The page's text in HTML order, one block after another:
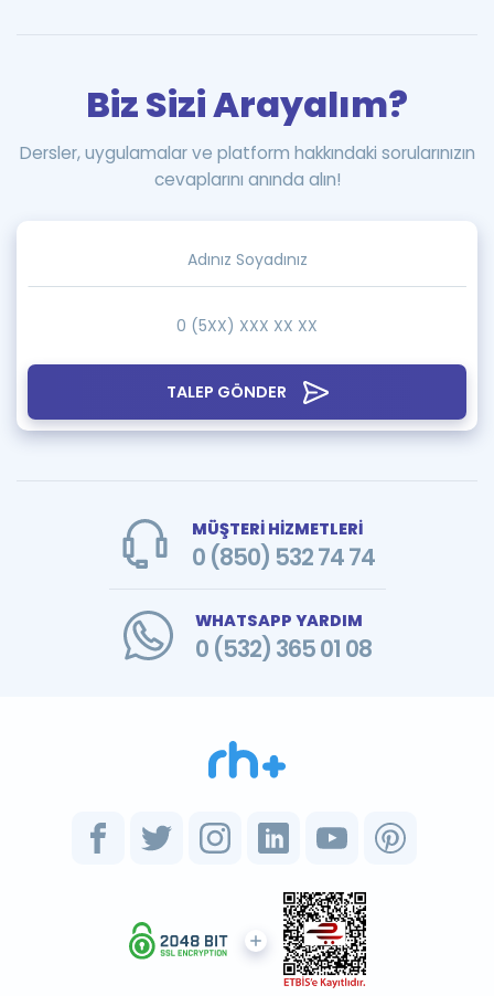
TALEP GÖNDER
Biz Sizi Arayalım?
Dersler, uygulamalar ve platform hakkındaki sorularınızın
cevaplarını anında alın!
MÜŞTERİ HİZMETLERİ
0 (850) 532 74 74
WHATSAPP YARDIM
0 (532) 365 01 08